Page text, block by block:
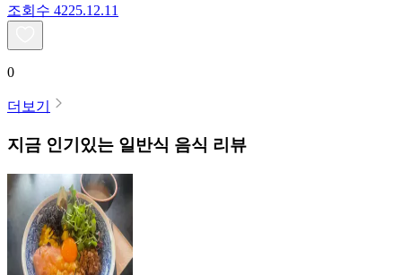
조회수 4225.12.11
0
더보기
지금 인기있는 일반식 음식 리뷰